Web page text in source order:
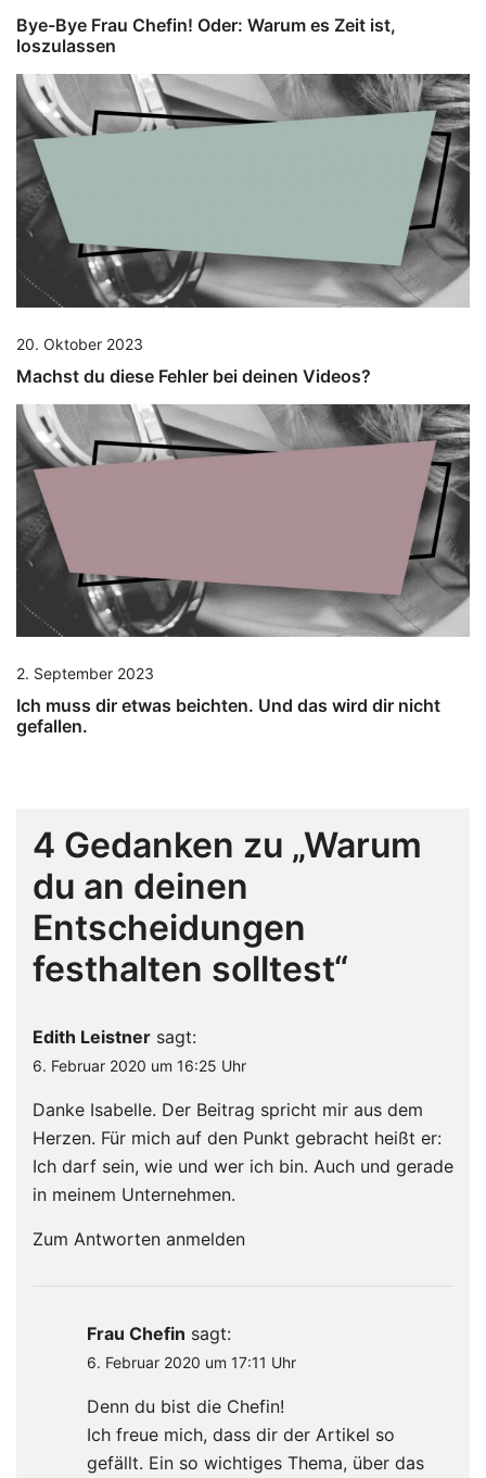
Bye-Bye Frau Chefin! Oder: Warum es Zeit ist,
loszulassen
20. Oktober 2023
Machst du diese Fehler bei deinen Videos?
2. September 2023
Ich muss dir etwas beichten. Und das wird dir nicht
gefallen.
4 Gedanken zu „Warum
du an deinen
Entscheidungen
festhalten solltest“
Edith Leistner sagt:
6. Februar 2020 um 16:25 Uhr
Danke Isabelle. Der Beitrag spricht mir aus dem
Herzen. Für mich auf den Punkt gebracht heißt er:
Ich darf sein, wie und wer ich bin. Auch und gerade
in meinem Unternehmen.
Zum Antworten anmelden
Frau Chefin sagt:
6. Februar 2020 um 17:11 Uhr
Denn du bist die Chefin!
Ich freue mich, dass dir der Artikel so
gefällt. Ein so wichtiges Thema, über das